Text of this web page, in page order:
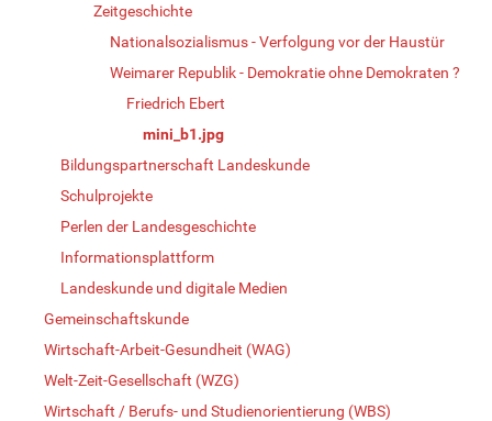
Zeitgeschichte
Nationalsozialismus - Verfolgung vor der Haustür
Weimarer Republik - Demokratie ohne Demokraten ?
Friedrich Ebert
mini_b1.jpg
Bildungspartnerschaft Landeskunde
Schulprojekte
Perlen der Landesgeschichte
Informationsplattform
Landeskunde und digitale Medien
Gemeinschaftskunde
Wirtschaft-Arbeit-Gesundheit (WAG)
Welt-Zeit-Gesellschaft (WZG)
Wirtschaft / Berufs- und Studienorientierung (WBS)